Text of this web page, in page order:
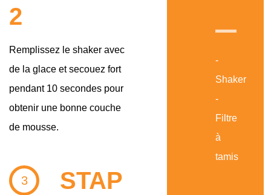
2
Remplissez le shaker avec
de la glace et secouez fort
pendant 10 secondes pour
obtenir une bonne couche
de mousse.
3
STAP
-
Shaker
-
Filtre
à
tamis